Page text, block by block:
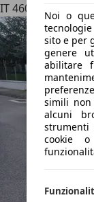
IT 46019
Viadana
Noi o
sito e per
genere
abilitare
simili non
alcuni
cookie